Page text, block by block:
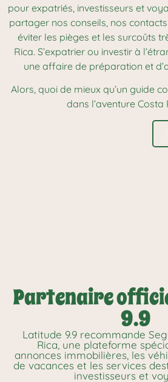
pour expatriés, investisseurs et
partager nos conseils, nos
éviter les pièges et les surcoûts
Rica. S’expatrier ou investir à
une affaire de préparation et
Alors, quoi de mieux qu’un guide
dans l’aventure Costa
Partenaire
9.9
Latitude 9.9 recommande
Rica, une plateforme
annonces immobilières, les
de vacances et les services
investisseurs et